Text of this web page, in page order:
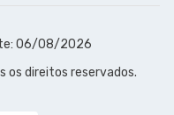
06/08/2026
os direitos reservados.